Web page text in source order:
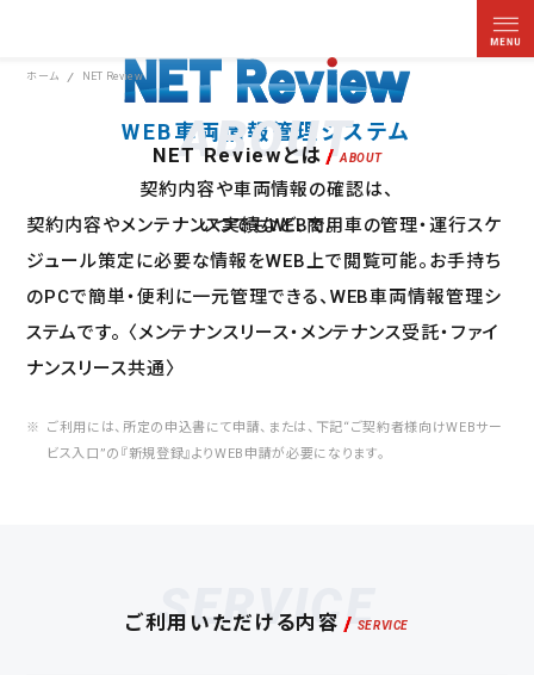
ホーム NET Review
WEB車両情報管理システム
契約内容や車両情報の確認は、
いつでもWEBで。
NET Reviewとは
ABOUT
契約内容やメンテナンス実績など、商用車の管理・運行スケ
ジュール策定に必要な情報をWEB上で閲覧可能。 お手持ち
のPCで簡単・便利に一元管理できる、WEB車両情報管理シ
ステムです。 〈メンテナンスリース・メンテナンス受託・ファイ
ナンスリース共通〉
ご利用には、所定の申込書にて申請、または、下記“ご契約者様向けWEBサー
ビス入口”の『新規登録』よりWEB申請が必要になります。
ご利用いただける内容
SERVICE